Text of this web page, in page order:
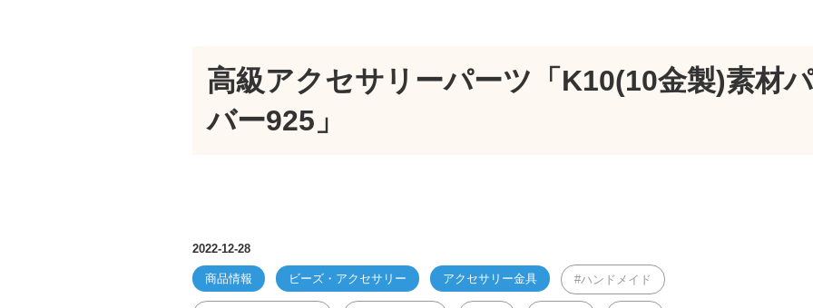
高級アクセサリーパーツ「K10(10金製)素材
バー925」
2022-12-28
商品情報 ビーズ・アクセサリー アクセサリー金具 ハンドメイド